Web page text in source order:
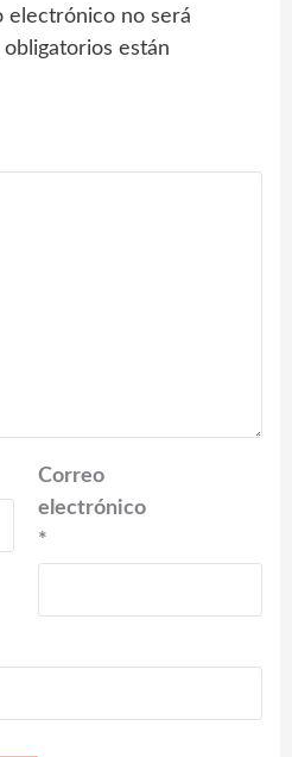
electrónico no será
obligatorios están
Correo
electrónico
*